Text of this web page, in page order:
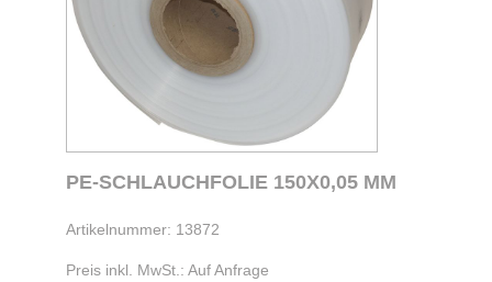
PE-SCHLAUCHFOLIE 150X0,05 MM
Artikelnummer: 13872
Preis inkl. MwSt.: Auf Anfrage